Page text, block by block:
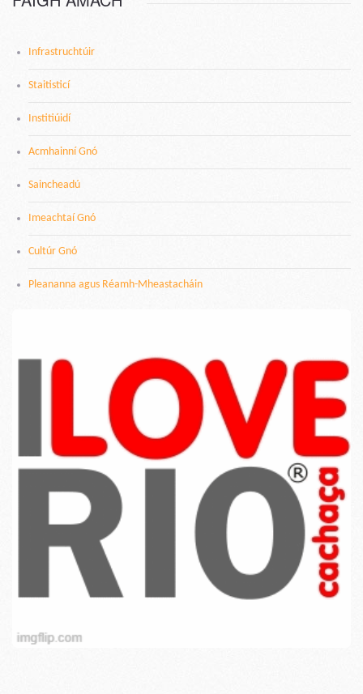
Infrastruchtúir
Staitisticí
Institiúidí
Acmhainní Gnó
Saincheadú
Imeachtaí Gnó
Cultúr Gnó
Pleananna agus Réamh-Mheastacháin